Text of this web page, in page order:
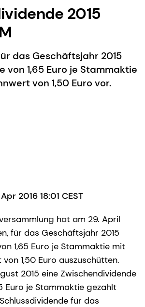
2015
das Geschäftsjahr 2015
von 1,65 Euro je Stammaktie
von 1,50 Euro vor.
2016 18:01 CEST
hat am 29. April
für das Geschäftsjahr 2015
1,65 Euro je Stammaktie mit
1,50 Euro auszuschütten.
2015 eine Zwischendividende
Euro je Stammaktie gezahlt
für das